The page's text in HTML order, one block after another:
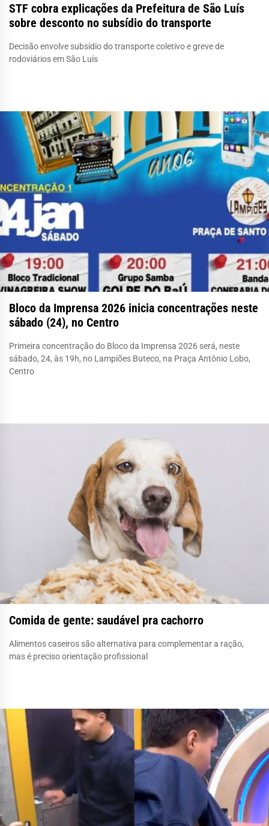
STF cobra explicações da Prefeitura de São Luís
sobre desconto no subsídio do transporte
Decisão envolve subsídio do transporte coletivo e greve de
rodoviários em São Luís
Bloco da Imprensa 2026 inicia concentrações neste
sábado (24), no Centro
Primeira concentração do Bloco da Imprensa 2026 será, neste
sábado, 24, às 19h, no Lampiões Buteco, na Praça Antônio Lobo,
Centro
Comida de gente: saudável pra cachorro
Alimentos caseiros são alternativa para complementar a ração,
mas é preciso orientação profissional